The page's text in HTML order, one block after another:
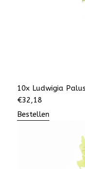
10x Ludwigia
€32,18
Bestellen